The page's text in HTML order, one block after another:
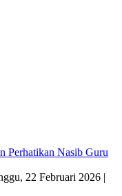
Perhatikan Nasib Guru
22 Februari 2026 |